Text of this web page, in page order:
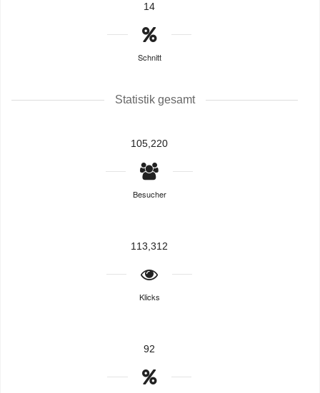
14
Schnitt
Statistik gesamt
105,220
Besucher
113,312
Klicks
92